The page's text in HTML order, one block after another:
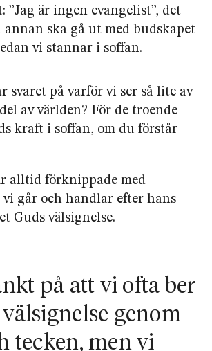
”Jag är ingen evangelist”, det
annan ska gå ut med budskapet
vi stannar i soffan.
svaret på varför vi ser så lite av
av världen? För de troende
kraft i soffan, om du förstår
alltid förknippade med
vi går och handlar efter hans
Guds välsignelse.
på att vi ofta ber
genom
tecken, men vi